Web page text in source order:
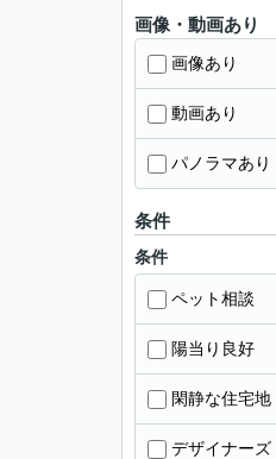
画像・動画あり
画像あり
動画あり
パノラマあり
条件
条件
ペット相談
陽当り良好
閑静な住宅地
デザイナーズ